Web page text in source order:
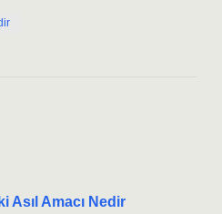
Asıl Amacı Nedir